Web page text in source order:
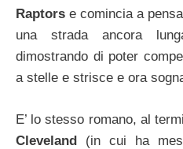
Raptors e comincia a
una strada ancora
dimostrando di poter
a stelle e strisce e ora
E’ lo stesso romano, al
Cleveland (in cui ha